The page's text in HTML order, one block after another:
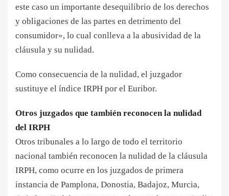
este caso un importante desequilibrio de los derechos
y obligaciones de las partes en detrimento del
consumidor», lo cual conlleva a la abusividad de la
cláusula y su nulidad.
Como consecuencia de la nulidad, el juzgador
sustituye el índice IRPH por el Euribor.
Otros juzgados que también reconocen la nulidad
del IRPH
Otros tribunales a lo largo de todo el territorio
nacional también reconocen la nulidad de la cláusula
IRPH, como ocurre en los juzgados de primera
instancia de Pamplona, Donostia, Badajoz, Murcia,